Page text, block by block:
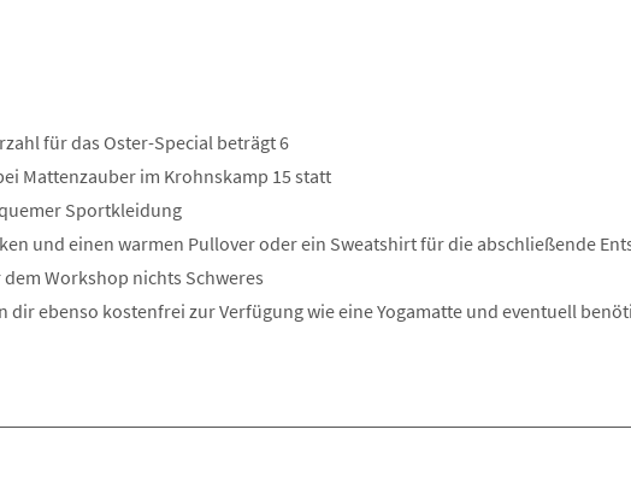
für das Oster-Special beträgt 6
Mattenzauber im Krohnskamp 15 statt
Sportkleidung
und einen warmen Pullover oder ein Sweatshirt für die abschließende
Workshop nichts Schweres
dir ebenso kostenfrei zur Verfügung wie eine Yogamatte und eventuell